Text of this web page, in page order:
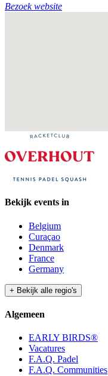
Bezoek website
Bekijk events in
Belgium
Curaçao
Denmark
France
Germany
+ Bekijk alle regio's
Algemeen
EARLY BIRDS®
Vacatures
F.A.Q. Padel
F.A.Q. Communities